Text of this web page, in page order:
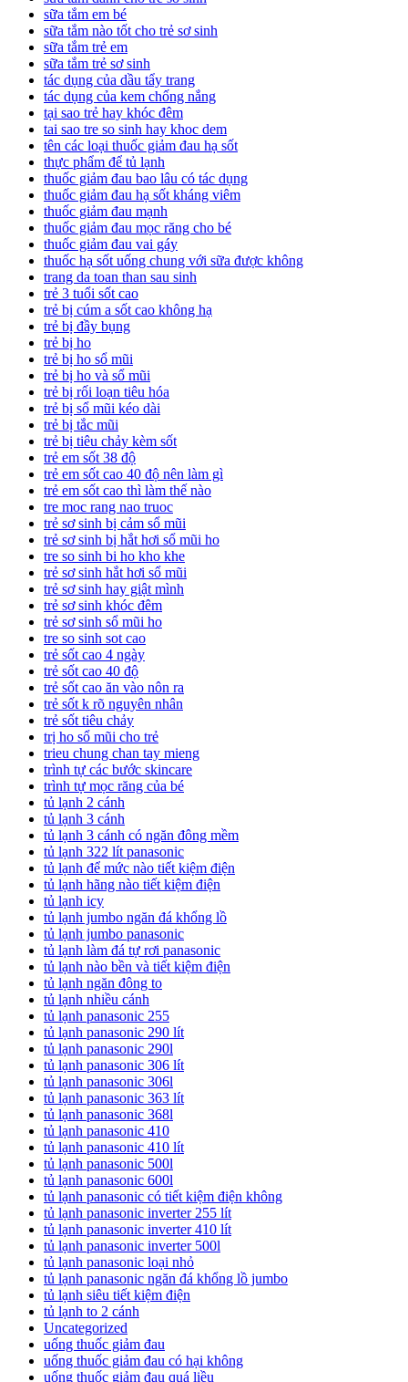
sữa tắm em bé
sữa tắm nào tốt cho trẻ sơ sinh
sữa tắm trẻ em
sữa tắm trẻ sơ sinh
tác dụng của dầu tẩy trang
tác dụng của kem chống nắng
tại sao trẻ hay khóc đêm
tai sao tre so sinh hay khoc dem
tên các loại thuốc giảm đau hạ sốt
thực phẩm để tủ lạnh
thuốc giảm đau bao lâu có tác dụng
thuốc giảm đau hạ sốt kháng viêm
thuốc giảm đau mạnh
thuốc giảm đau mọc răng cho bé
thuốc giảm đau vai gáy
thuốc hạ sốt uống chung với sữa được không
trang da toan than sau sinh
trẻ 3 tuổi sốt cao
trẻ bị cúm a sốt cao không hạ
trẻ bị đầy bụng
trẻ bị ho
trẻ bị ho sổ mũi
trẻ bị ho và sổ mũi
trẻ bị rối loạn tiêu hóa
trẻ bị sổ mũi kéo dài
trẻ bị tắc mũi
trẻ bị tiêu chảy kèm sốt
trẻ em sốt 38 độ
trẻ em sốt cao 40 độ nên làm gì
trẻ em sốt cao thì làm thế nào
tre moc rang nao truoc
trẻ sơ sinh bị cảm sổ mũi
trẻ sơ sinh bị hắt hơi sổ mũi ho
tre so sinh bi ho kho khe
trẻ sơ sinh hắt hơi sổ mũi
trẻ sơ sinh hay giật mình
trẻ sơ sinh khóc đêm
trẻ sơ sinh sổ mũi ho
tre so sinh sot cao
trẻ sốt cao 4 ngày
trẻ sốt cao 40 độ
trẻ sốt cao ăn vào nôn ra
trẻ sốt k rõ nguyên nhân
trẻ sốt tiêu chảy
trị ho sổ mũi cho trẻ
trieu chung chan tay mieng
trình tự các bước skincare
trình tự mọc răng của bé
tủ lạnh 2 cánh
tủ lạnh 3 cánh
tủ lạnh 3 cánh có ngăn đông mềm
tủ lạnh 322 lít panasonic
tủ lạnh để mức nào tiết kiệm điện
tủ lạnh hãng nào tiết kiệm điện
tủ lạnh icy
tủ lạnh jumbo ngăn đá khổng lồ
tủ lạnh jumbo panasonic
tủ lạnh làm đá tự rơi panasonic
tủ lạnh nào bền và tiết kiệm điện
tủ lạnh ngăn đông to
tủ lạnh nhiều cánh
tủ lạnh panasonic 255
tủ lạnh panasonic 290 lít
tủ lạnh panasonic 290l
tủ lạnh panasonic 306 lít
tủ lạnh panasonic 306l
tủ lạnh panasonic 363 lít
tủ lạnh panasonic 368l
tủ lạnh panasonic 410
tủ lạnh panasonic 410 lít
tủ lạnh panasonic 500l
tủ lạnh panasonic 600l
tủ lạnh panasonic có tiết kiệm điện không
tủ lạnh panasonic inverter 255 lít
tủ lạnh panasonic inverter 410 lít
tủ lạnh panasonic inverter 500l
tủ lạnh panasonic loại nhỏ
tủ lạnh panasonic ngăn đá khổng lồ jumbo
tủ lạnh siêu tiết kiệm điện
tủ lạnh to 2 cánh
Uncategorized
uống thuốc giảm đau
uống thuốc giảm đau có hại không
uống thuốc giảm đau quá liều